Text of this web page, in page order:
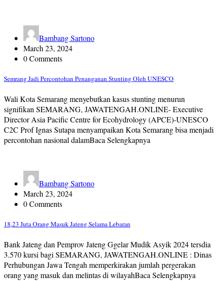
Bambang Sartono
March 23, 2024
0 Comments
Semrang Jadi Percontohan Penanganan Stunting Oleh UNESCO
Wali Kota Semarang menyebutkan kasus stunting menurun
signifikan SEMARANG, JAWATENGAH.ONLINE- Executive
Director Asia Pacific Centre for Ecohydrology (APCE)-UNESCO
C2C Prof Ignas Sutapa menyampaikan Kota Semarang bisa menjadi
percontohan nasional dalamBaca Selengkapnya
Bambang Sartono
March 23, 2024
0 Comments
18,23 Juta Orang Masuk Jateng Selama Lebaran
Bank Jateng dan Pemprov Jateng Ggelar Mudik Asyik 2024 tersdia
3.570 kursi bagi SEMARANG, JAWATENGAH.ONLINE : Dinas
Perhubungan Jawa Tengah memperkirakan jumlah pergerakan
orang yang masuk dan melintas di wilayahBaca Selengkapnya